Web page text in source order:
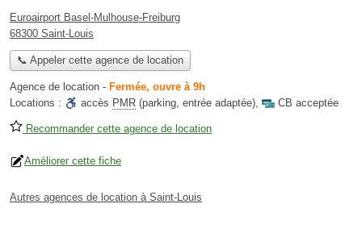
Euroairport Basel-Mulhouse-Freiburg
68300 Saint-Louis
📞 Appeler cette agence de location
Agence de location - Fermée, ouvre à 9h
Locations :
accès PMR (parking, entrée adaptée), CB acceptée
Recommander cette agence de location
Améliorer cette fiche
Autres agences de location à Saint-Louis